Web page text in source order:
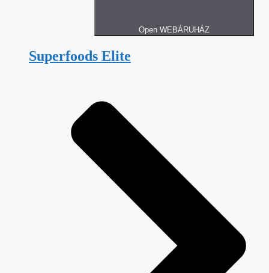
Open WEBÁRUHÁZ
Superfoods Elite